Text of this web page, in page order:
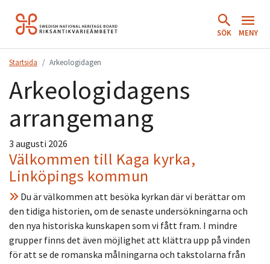
Hoppa
till
SÖK MENY
Startsida Arkeologidagen
Arkeologidagens
arrangemang
3 augusti 2026
Välkommen till Kaga kyrka,
Linköpings kommun
Du är välkommen att besöka kyrkan där vi berättar om
den tidiga historien, om de senaste undersökningarna och
den nya historiska kunskapen som vi fått fram. I mindre
grupper finns det även möjlighet att klättra upp på vinden
för att se de romanska målningarna och takstolarna från